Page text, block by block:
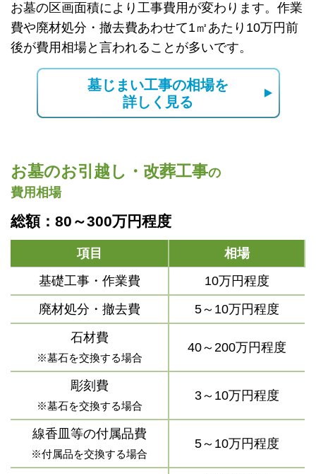
お墓の区画面積により工事費用が変わります。作業
費や廃材処分・撤去費あわせて1㎡あたり10万円前
後が費用相場と言われることが多いです。
墓じまい工事の相場を
詳しく見る
お墓のお引越し・改葬工事の
費用相場
総額：80～300万円程度
項目
相場
基礎工事・作業費
10万円程度
廃材処分・撤去費
5～10万円程度
石材費
※墓石を交換する場合
40～200万円程度
彫刻費
※墓石を交換する場合
3～10万円程度
線香皿等の付属品費
※付属品を交換する場合
5～10万円程度